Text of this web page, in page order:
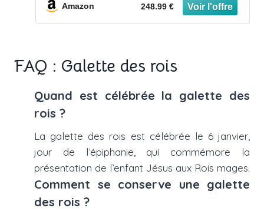
Amazon 248.99 €
FAQ : Galette des rois
Quand est célébrée la galette des
rois ?
La galette des rois est célébrée le 6 janvier,
jour de l’épiphanie, qui commémore la
présentation de l’enfant Jésus aux Rois mages.
Comment se conserve une galette
des rois ?